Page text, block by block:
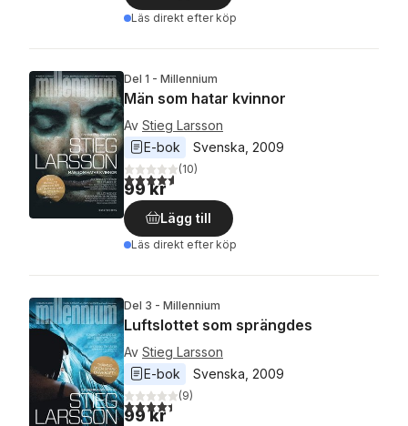
Läs direkt efter köp
Del 1 - Millennium
Män som hatar kvinnor
Av Stieg Larsson
E-bok
Svenska 2009
4,6utav 5 stjärnor. Totalt antal röster:
(10)
99 kr
Lägg till
Läs direkt efter köp
Del 3 - Millennium
Luftslottet som sprängdes
Av Stieg Larsson
E-bok
Svenska 2009
4,4utav 5 stjärnor. Totalt antal röster:
(9)
99 kr